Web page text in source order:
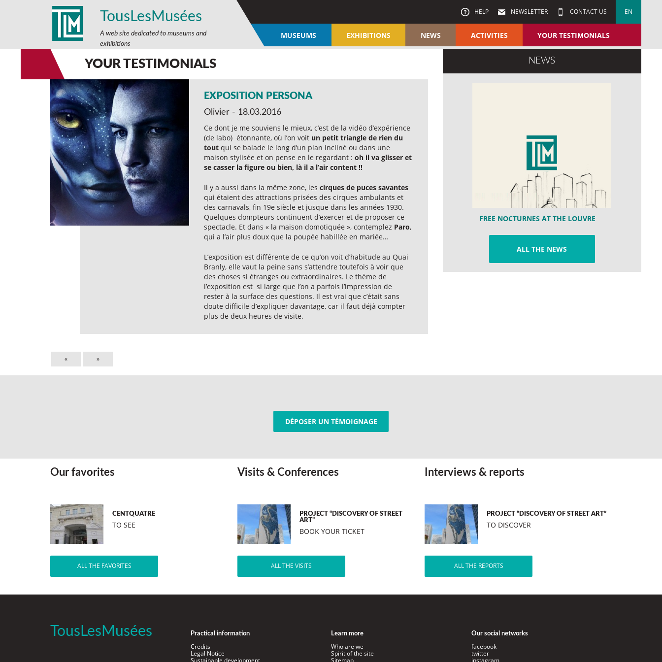
TousLesMusées
A web site dedicated to museums and
exhibitions
HELP NEWSLETTER CONTACT US EN
MUSEUMS EXHIBITIONS NEWS ACTIVITIES YOUR TESTIMONIALS
YOUR TESTIMONIALS
EXPOSITION PERSONA
Olivier - 18.03.2016
Ce dont je me souviens le mieux, c’est de la vidéo d’expérience
(de labo) étonnante, où l’on voit un petit triangle de rien du
tout qui se balade le long d’un plan incliné ou dans une
maison stylisée et on pense en le regardant : oh il va glisser et
se casser la figure ou bien, là il a l’air content !!
Il y a aussi dans la même zone, les cirques de puces savantes
qui étaient des attractions prisées des cirques ambulants et
des carnavals, fin 19e siècle et jusque dans les années 1930.
Quelques dompteurs continuent d’exercer et de proposer ce
spectacle. Et dans « la maison domotiquée », contemplez Paro,
qui a l’air plus doux que la poupée habillée en mariée…
L’exposition est différente de ce qu’on voit d’habitude au Quai
Branly, elle vaut la peine sans s’attendre toutefois à voir que
des choses si étranges ou extraordinaires. Le thème de
l’exposition est si large que l’on a parfois l’impression de
rester à la surface des questions. Il est vrai que c’était sans
doute difficile d’expliquer davantage, car il faut déjà compter
plus de deux heures de visite.
« »
NEWS
FREE NOCTURNES AT THE LOUVRE
ALL THE NEWS
DÉPOSER UN TÉMOIGNAGE
Our favorites
CENTQUATRE
TO SEE
ALL THE FAVORITES
Visits & Conferences
PROJECT “DISCOVERY OF STREET
ART”
BOOK YOUR TICKET
ALL THE VISITS
Interviews & reports
PROJECT “DISCOVERY OF STREET ART”
TO DISCOVER
ALL THE REPORTS
TousLesMusées Practical information
Credits
Legal Notice
Sustainable development
Learn more
Who are we
Spirit of the site
Sitemap
Our social networks
facebook
twitter
instagram